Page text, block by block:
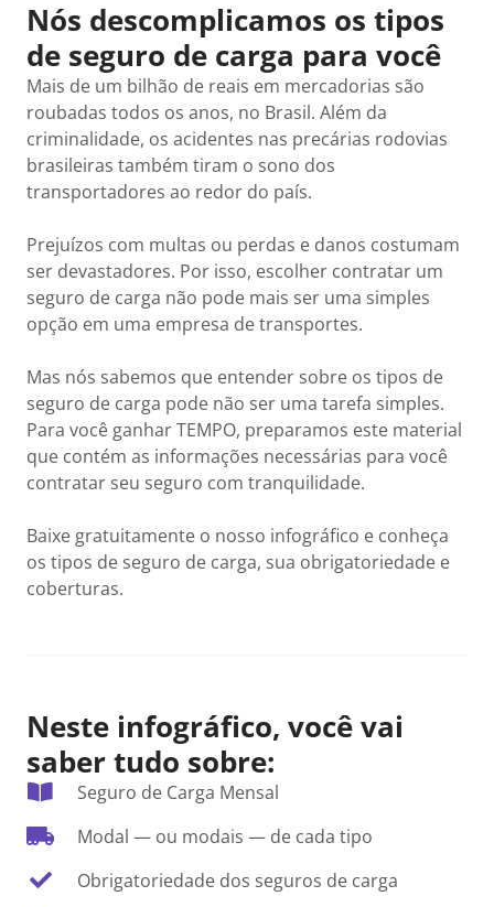
Nós descomplicamos os tipos
de seguro de carga para você
Mais de um bilhão de reais em mercadorias são
roubadas todos os anos, no Brasil. Além da
criminalidade, os acidentes nas precárias rodovias
brasileiras também tiram o sono dos
transportadores ao redor do país.
Prejuízos com multas ou perdas e danos costumam
ser devastadores. Por isso, escolher contratar um
seguro de carga não pode mais ser uma simples
opção em uma empresa de transportes.
Mas nós sabemos que entender sobre os tipos de
seguro de carga pode não ser uma tarefa simples.
Para você ganhar TEMPO, preparamos este material
que contém as informações necessárias para você
contratar seu seguro com tranquilidade.
Baixe gratuitamente o nosso infográfico e conheça
os tipos de seguro de carga, sua obrigatoriedade e
coberturas.
Neste infográfico, você vai
saber tudo sobre:
Seguro de Carga Mensal
Modal — ou modais — de cada tipo
Obrigatoriedade dos seguros de carga